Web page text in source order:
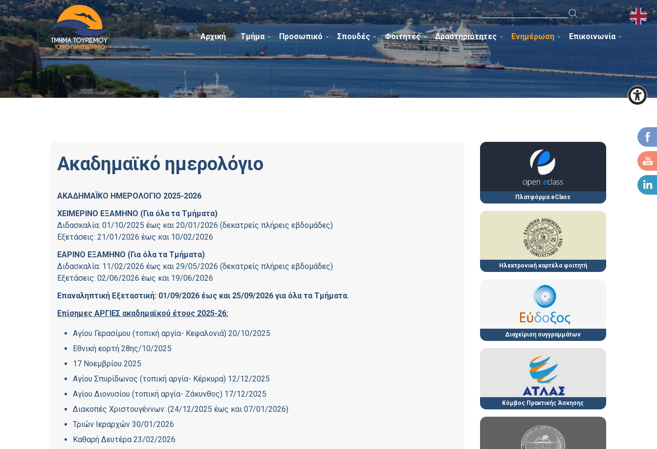
Αρχική Τμήμα Προσωπικό Σπουδές Φοιτητές Δραστηριότητες Ενημέρωση Επικοινωνία
Ακαδημαϊκό ημερολόγιο
ΑΚΑΔΗΜΑΪΚΟ ΗΜΕΡΟΛΟΓΙΟ 2025-2026
ΧΕΙΜΕΡΙΝΟ ΕΞΑΜΗΝΟ (Για όλα τα Τμήματα)
Διδασκαλία: 01/10/2025 έως και 20/01/2026 (δεκατρείς πλήρεις εβδομάδες)
Εξετάσεις: 21/01/2026 έως και 10/02/2026
ΕΑΡΙΝΟ ΕΞΑΜΗΝΟ (Για όλα τα Τμήματα)
Διδασκαλία: 11/02/2026 έως και 29/05/2026 (δεκατρείς πλήρεις εβδομάδες)
Εξετάσεις: 02/06/2026 έως και 19/06/2026
Επαναληπτική Εξεταστική: 01/09/2026 έως και 25/09/2026 για όλα τα Τμήματα.
Επίσημες ΑΡΓΙΕΣ ακαδημαϊκού έτους 2025-26:
Αγίου Γερασίμου (τοπική αργία- Κεφαλονιά) 20/10/2025
Εθνική εορτή 28ης/10/2025
17 Νοεμβρίου 2025
Αγίου Σπυρίδωνος (τοπική αργία- Κέρκυρα) 12/12/2025
Αγίου Διονυσίου (τοπική αργία- Ζάκυνθος) 17/12/2025
Διακοπές Χριστουγέννων: (24/12/2025 έως και 07/01/2026)
Τριών Ιεραρχών 30/01/2026
Καθαρή Δευτέρα 23/02/2026
Πλατφόρμα eClass
Ηλεκτρονική καρτέλα φοιτητή
Διαχείριση συγγραμμάτων
Κόμβος Πρακτικής Άσκησης